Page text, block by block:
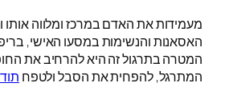
מעמידות את האדם במרכז ומלווה אותו
האסאנות והנשימות במסעו האישי,
המטרה בתרגול זה היא להרחיב את
המתרגל, להפחית את הסבל ולטפח